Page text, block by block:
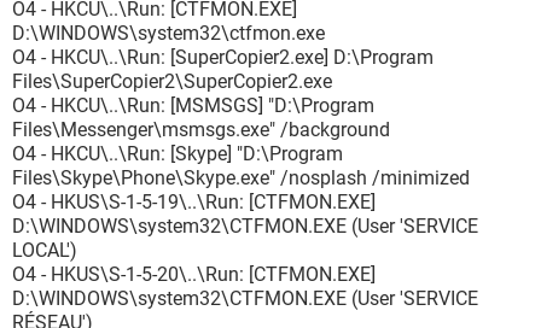
O4 - HKCU\..\Run: [CTFMON.EXE]
D:\WINDOWS\system32\ctfmon.exe
O4 - HKCU\..\Run: [SuperCopier2.exe] D:\Program
Files\SuperCopier2\SuperCopier2.exe
O4 - HKCU\..\Run: [MSMSGS] "D:\Program
Files\Messenger\msmsgs.exe" /background
O4 - HKCU\..\Run: [Skype] "D:\Program
Files\Skype\Phone\Skype.exe" /nosplash /minimized
O4 - HKUS\S-1-5-19\..\Run: [CTFMON.EXE]
D:\WINDOWS\system32\CTFMON.EXE (User 'SERVICE
LOCAL')
O4 - HKUS\S-1-5-20\..\Run: [CTFMON.EXE]
D:\WINDOWS\system32\CTFMON.EXE (User 'SERVICE
RÉSEAU')